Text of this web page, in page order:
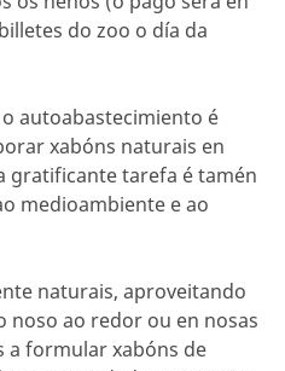
do zoo o día da
autoabastecimiento é
xabóns naturais en
gratificante tarefa é tamén
medioambiente e ao
naturais, aproveitando
noso ao redor ou en nosas
a formular xabóns de